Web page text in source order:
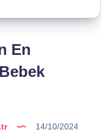
En
14/10/2024